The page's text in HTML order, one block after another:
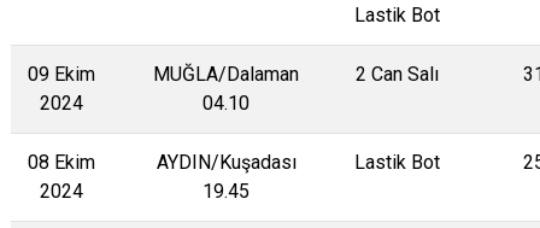
Lastik Bot
09 Ekim
2024
MUĞLA/Dalaman
04.10
2 Can Salı
08 Ekim
2024
AYDIN/Kuşadası
19.45
Lastik Bot